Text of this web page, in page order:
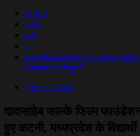
Home
2025
July
8
दादासाहेब फाल्के फिल्म फाउंडेशन
मध्यप्रदेश के विद्यार्थी
Special News
दादासाहेब फाल्के फिल्म
हुए कटनी, मध्यप्रदेश के विद्यार्थी